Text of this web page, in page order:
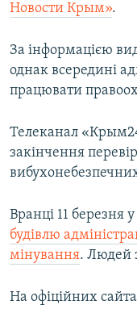
Новости Крым».
За інформацією
однак всередині
працювати
Телеканал
закінчення
Вранці 11 березня
будівлю
мінування. Людей
На офіційних